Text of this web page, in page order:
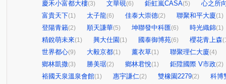
慶禾小富都大樓(3) 文華硯(6) 鉅虹嵐CASA(5)
心之所
富貴天下(1) 太子龍(6) 佳泰大崇德(2) 聯聚和平大廈(1)
登陽青籟(2) 順天謙華(5) 坤聯發中科匯(6) 時光織錦(1)
精銳萌未來(1) 興大仕園 (1) 國泰御博苑(6) 櫻花青上森
世界都心(9) 大毅京都(1) 薰衣草(1) 聯聚理仁大廈(4)
鄉林凱撒(3) 勝美琚(2) 鄉林君悅(1) 鉅陞國際 V市政(2)
裕國天泉溫泉會館(1) 惠宇謙仁(2) 雙橡園2279(2)
科博